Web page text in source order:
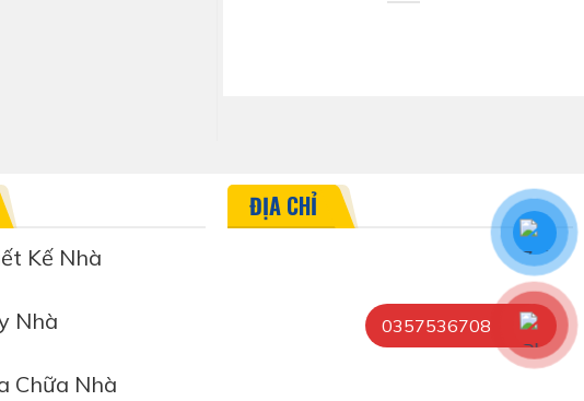
Kế Nhà
Nhà
Chữa Nhà
ĐỊA CHỈ
0357536708